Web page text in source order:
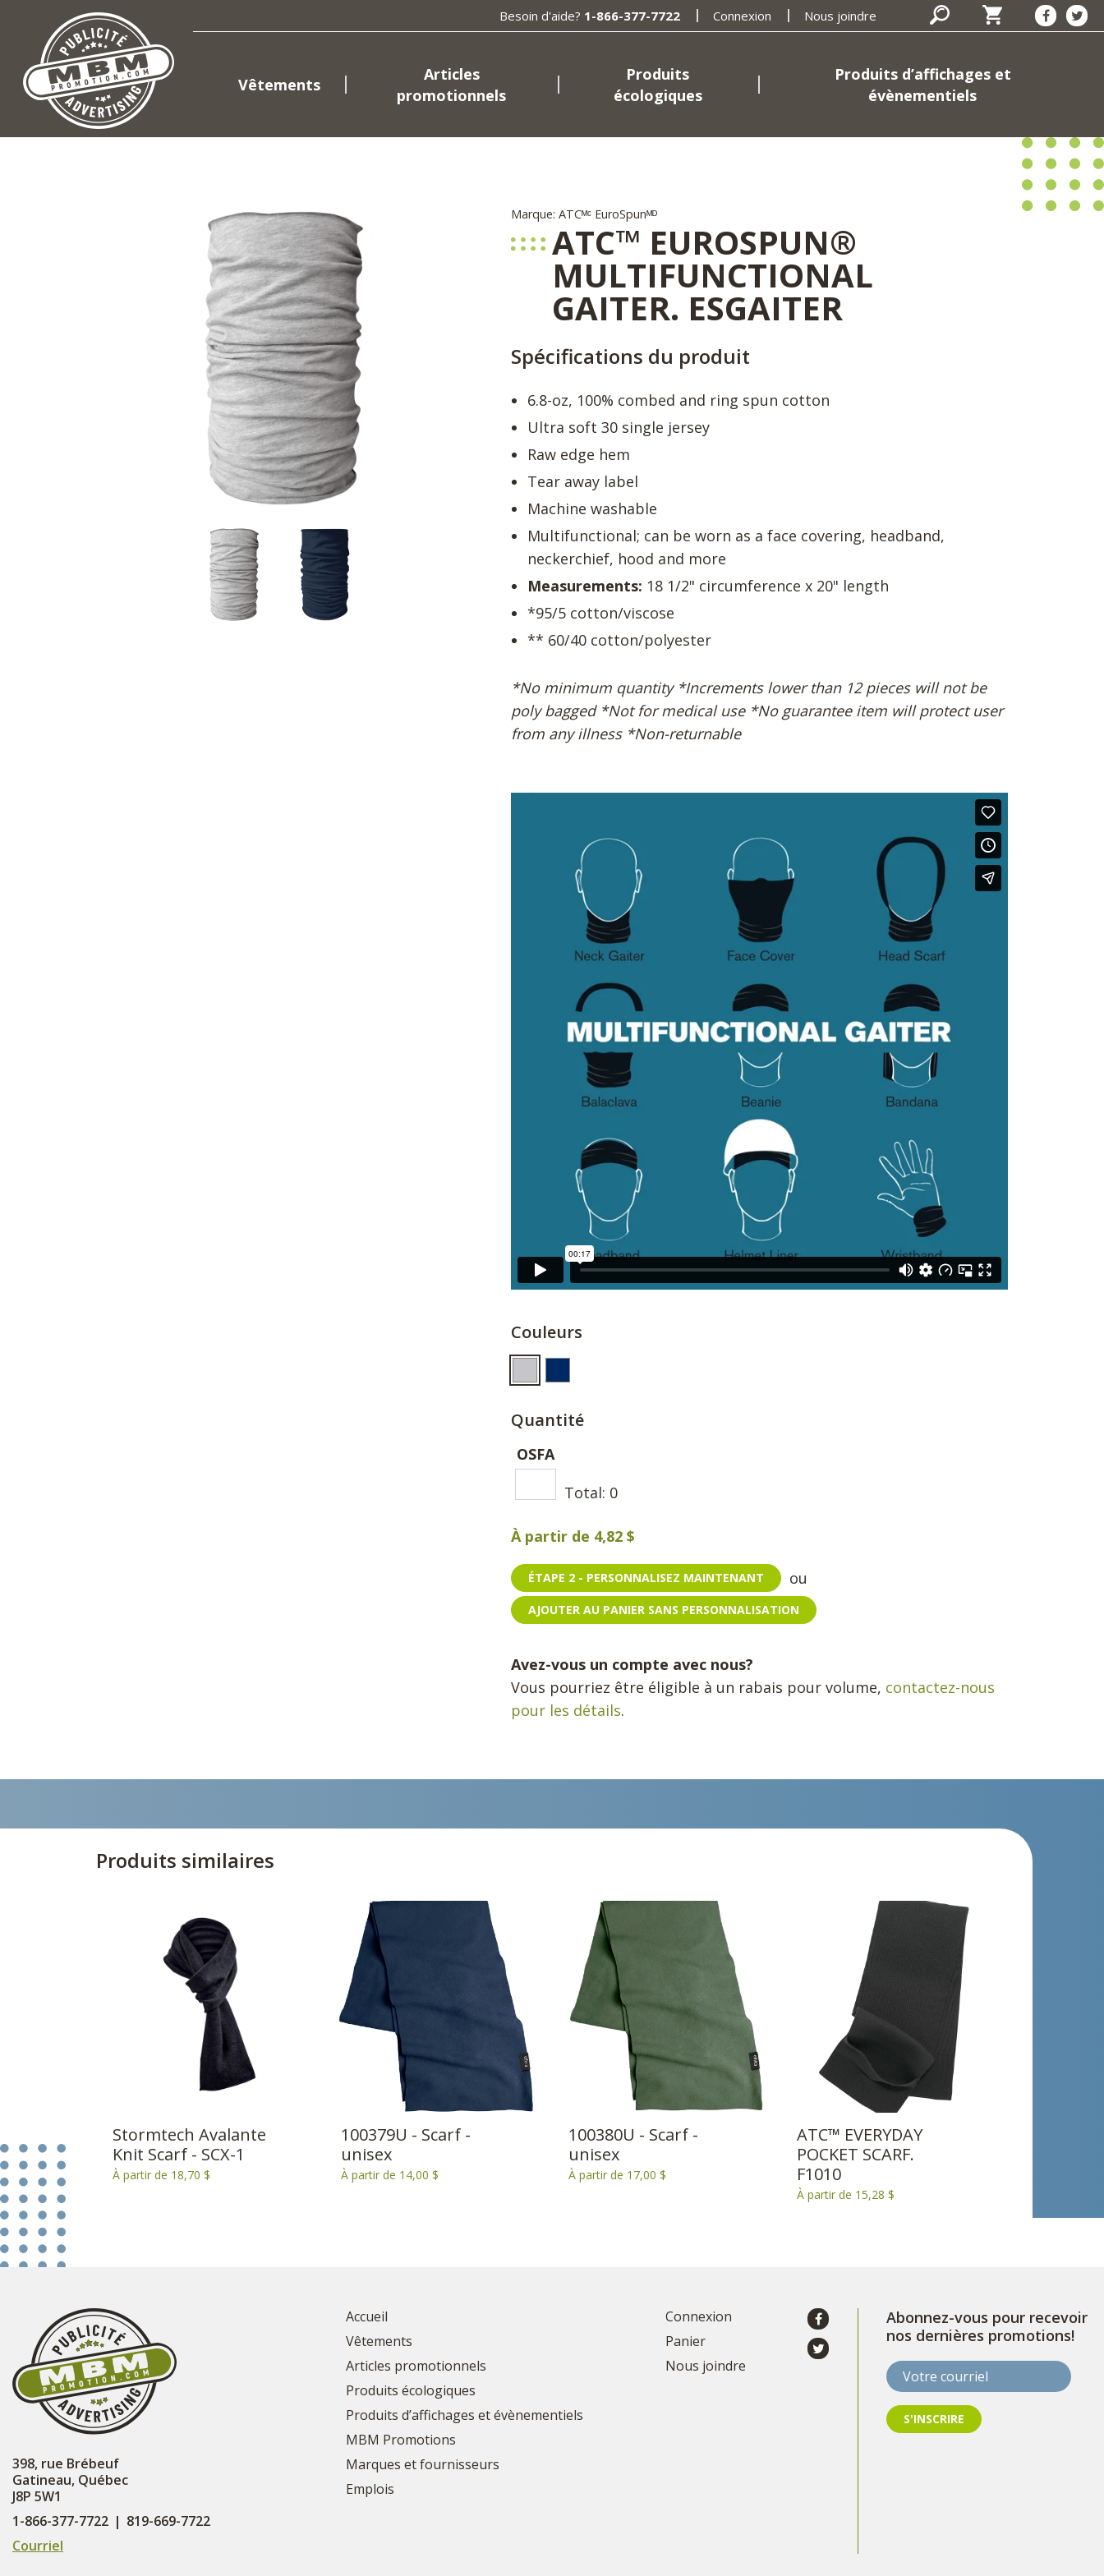
Besoin d'aide? 1-866-377-7722 Connexion Nous joindre
Vêtements
Articles
promotionnels
Produits
écologiques
Produits d’affichages et
évènementiels
Marque: ATCᴹᶜ EuroSpunᴹᴰ
ATC™ EUROSPUN®
MULTIFUNCTIONAL
GAITER. ESGAITER
Spécifications du produit
6.8-oz, 100% combed and ring spun cotton
Ultra soft 30 single jersey
Raw edge hem
Tear away label
Machine washable
Multifunctional; can be worn as a face covering, headband,
neckerchief, hood and more
Measurements: 18 1/2" circumference x 20" length
*95/5 cotton/viscose
** 60/40 cotton/polyester
*No minimum quantity *Increments lower than 12 pieces will not be
poly bagged *Not for medical use *No guarantee item will protect user
from any illness *Non-returnable
Couleurs
Quantité
OSFA
Total: 0
À partir de 4,82 $
ÉTAPE 2 - PERSONNALISEZ MAINTENANT ou
AJOUTER AU PANIER SANS PERSONNALISATION
Avez-vous un compte avec nous?
Vous pourriez être éligible à un rabais pour volume, contactez-nous
pour les détails.
Produits similaires
Stormtech Avalante
Knit Scarf - SCX-1
À partir de 18,70 $
100379U - Scarf -
unisex
À partir de 14,00 $
100380U - Scarf -
unisex
À partir de 17,00 $
ATC™ EVERYDAY
POCKET SCARF.
F1010
À partir de 15,28 $
398, rue Brébeuf
Gatineau, Québec
J8P 5W1
1-866-377-7722 | 819-669-7722
Courriel
Accueil
Vêtements
Articles promotionnels
Produits écologiques
Produits d’affichages et évènementiels
MBM Promotions
Marques et fournisseurs
Emplois
Connexion
Panier
Nous joindre
Abonnez-vous pour recevoir
nos dernières promotions!
Votre courriel
S'INSCRIRE